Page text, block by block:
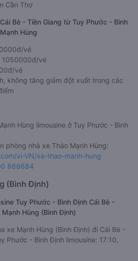
Cần Thơ
Bè - Tiền Giang từ Tuy Phước - Bình
Hùng
vé
1050000đ/vé
vé
không tăng giảm đột xuất trong các
Hùng limousine ở Tuy Phước - Bình
phòng nhà xe Thảo Mạnh Hùng:
vi-VN/xe-thao-manh-hung
888684
(Bình Định)
Tuy Phước - Bình Định Cái Bè -
Hùng (Bình Định)
xe Mạnh Hùng (Bình Định) đi Cái Bè -
Phước - Bình Định limousine: 17:10,